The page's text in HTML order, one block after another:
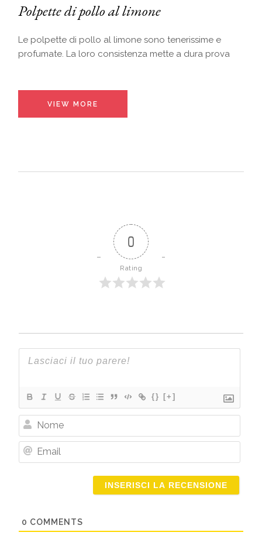
Polpette di pollo al limone
Le polpette di pollo al limone sono tenerissime e
profumate. La loro consistenza mette a dura prova
VIEW MORE
0
Rating
{} [+]
Nome
0 COMMENTS